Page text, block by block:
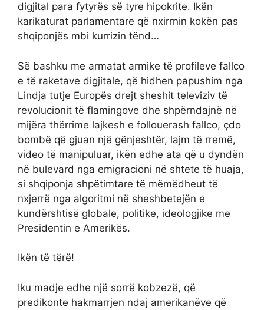
digjital para fytyrës së tyre hipokrite. Ikën
karikaturat parlamentare që nxirrnin kokën pas
shqiponjës mbi kurrizin tënd…
Së bashku me armatat armike të profileve fallco
e të raketave digjitale, që hidhen papushim nga
Lindja tutje Europës drejt sheshit televiziv të
revolucionit të flamingove dhe shpërndajnë në
mijëra thërrime lajkesh e follouerash fallco, çdo
bombë që gjuan një gënjeshtër, lajm të rremë,
video të manipuluar, ikën edhe ata që u dyndën
në bulevard nga emigracioni në shtete të huaja,
si shqiponja shpëtimtare të mëmëdheut të
nxjerrë nga algoritmi në sheshbetejën e
kundërshtisë globale, politike, ideologjike me
Presidentin e Amerikës.
Ikën të tërë!
Iku madje edhe një sorrë kobzezë, që
predikonte hakmarrjen ndaj amerikanëve që